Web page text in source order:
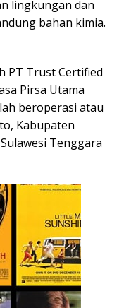
lingkungan dan
bahan kimia.
PT Trust Certified
Pirsa Utama
beroperasi atau
Kabupaten
Tenggara